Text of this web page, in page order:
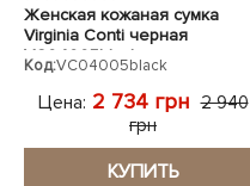
Женская кожаная сумка
Virginia Conti черная
VC04005black
Код:VC04005black
Цена: 2 734 грн 2 940
грн
КУПИТЬ